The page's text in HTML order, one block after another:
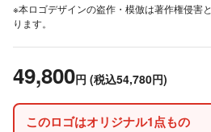
※本ロゴデザインの盗作・模倣は著作権侵害
ります。
49,800円 (税込54,780円)
このロゴはオリジナル1点もの